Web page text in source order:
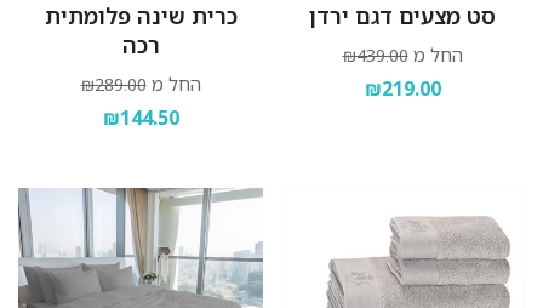
סט מצעים דגם ירדן
החל מ ₪439.00
₪219.00
כרית שינה פלומתית
רכה
החל מ ₪289.00
₪144.50